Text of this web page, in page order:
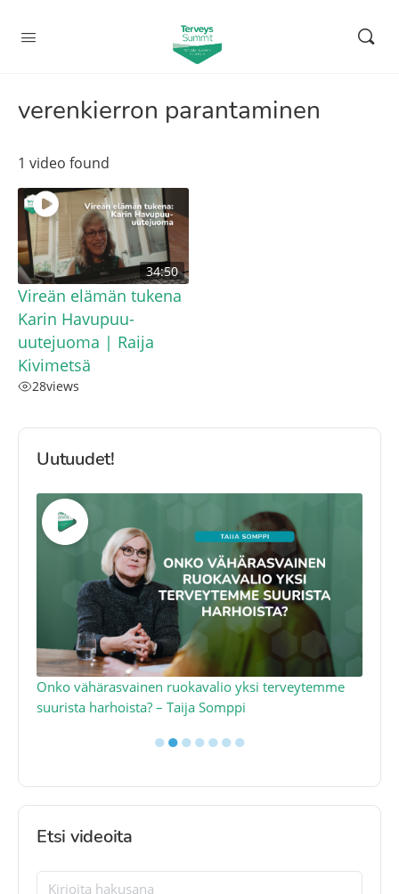
verenkierron parantaminen
1 video found
34:50
Vireän elämän tukena
Karin Havupuu-
uutejuoma | Raija
Kivimetsä
28views
Uutuudet!
Onko vähärasvainen ruokavalio yksi terveytemme
suurista harhoista? – Taija Somppi
●●●●●●●
Etsi videoita